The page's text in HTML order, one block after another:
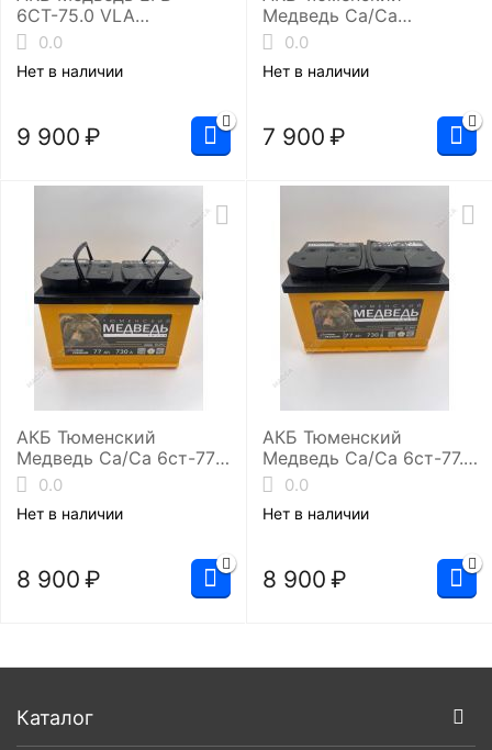
6СТ-75.0 VLA
(L3/750EN)
0.0
Нет в наличии
9 900 ₽
Медведь Ca/Ca
6ст-70.0 ( L3/680EN)
0.0
Нет в наличии
7 900 ₽
АКБ Тюменский
Медведь Ca/Ca 6ст-77.0
(L3/730EN)
0.0
Нет в наличии
8 900 ₽
АКБ Тюменский
Медведь Ca/Ca 6ст-77.1
(L3/730EN)
0.0
Нет в наличии
8 900 ₽
Каталог